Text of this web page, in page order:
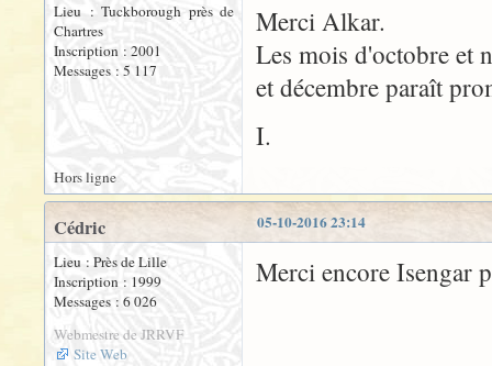
Lieu : Tuckborough près de
Chartres
Inscription : 2001
Messages : 5 117
Merci Alkar.
Les mois d'octobre et
et décembre paraît
I.
Hors ligne
05-10-2016 23:14
Cédric
Lieu : Près de Lille
Inscription : 1999
Messages : 6 026
Webmestre de JRRVF
Site Web
Merci encore Isengar